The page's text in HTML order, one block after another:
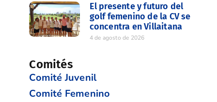
El presente y futuro del
golf femenino de la CV se
concentra en Villaitana
4 de agosto de 2026
Comités
Comité Juvenil
Comité Femenino